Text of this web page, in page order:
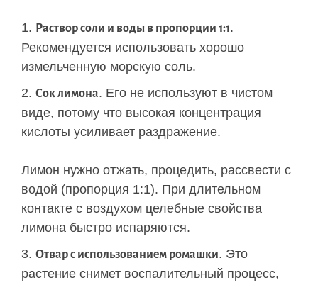
Раствор соли и воды в пропорции 1:1.
Рекомендуется использовать хорошо
измельченную морскую соль.
Сок лимона. Его не используют в чистом
виде, потому что высокая концентрация
кислоты усиливает раздражение.
Лимон нужно отжать, процедить, рассвести с
водой (пропорция 1:1). При длительном
контакте с воздухом целебные свойства
лимона быстро испаряются.
Отвар с использованием ромашки. Это
растение снимет воспалительный процесс,